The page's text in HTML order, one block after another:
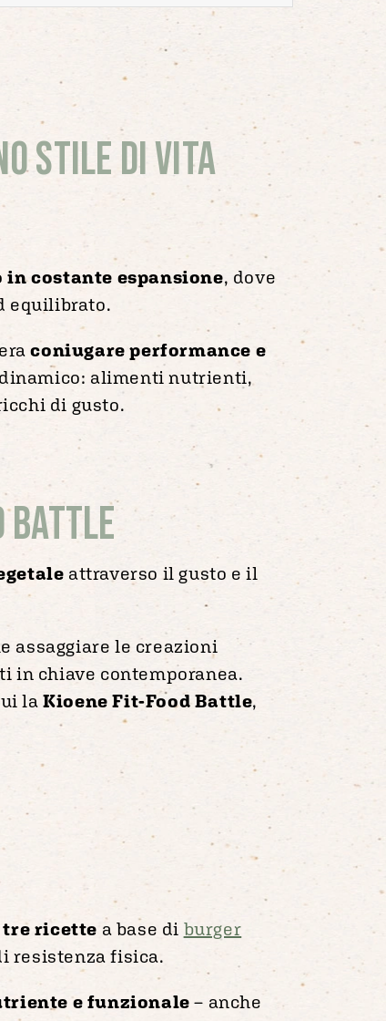
stile di vita
costante espansione, dove
equilibrato.
coniugare performance e
alimenti nutrienti,
di gusto.
Battle
attraverso il gusto e il
assaggiare le creazioni
in chiave contemporanea.
laKioene Fit-Food Battle,
ricette a base di burger
resistenza fisica.
e funzionale– anche